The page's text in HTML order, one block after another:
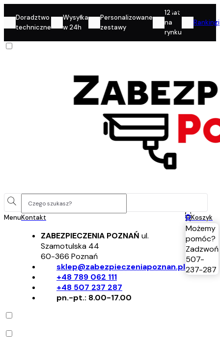
Doradztwo
techniczne
Wysyłka
w 24h
Personalizowane
zestawy
12 lat
na
rynku
Rankingi
MenuKontakt
ZABEZPIECZENIA POZNAŃ ul.
Szamotulska 44
60-366 Poznań
sklep@zabezpieczeniapoznan.pl
+48 789 062 111
+48 507 237 287
pn.-pt.: 8.00-17.00
Konto
0Koszyk
Możemy
pomóc?
Zadzwoń
507-
237-287